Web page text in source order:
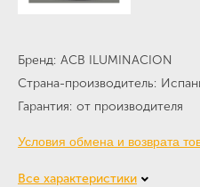
Бренд ACB ILUMINACION
Страна-производитель
Гарантия от производителя
Условия обмена и возврата
Все характеристики